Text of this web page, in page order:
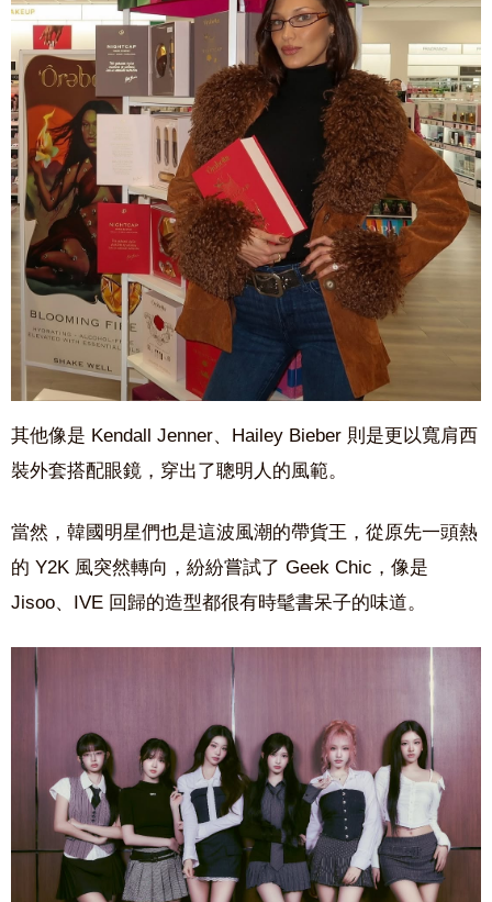
其他像是 Kendall Jenner、Hailey Bieber 則是更以寬肩西
裝外套搭配眼鏡，穿出了聰明人的風範。
當然，韓國明星們也是這波風潮的帶貨王，從原先一頭熱
的 Y2K 風突然轉向，紛紛嘗試了 Geek Chic，像是
Jisoo、IVE 回歸的造型都很有時髦書呆子的味道。